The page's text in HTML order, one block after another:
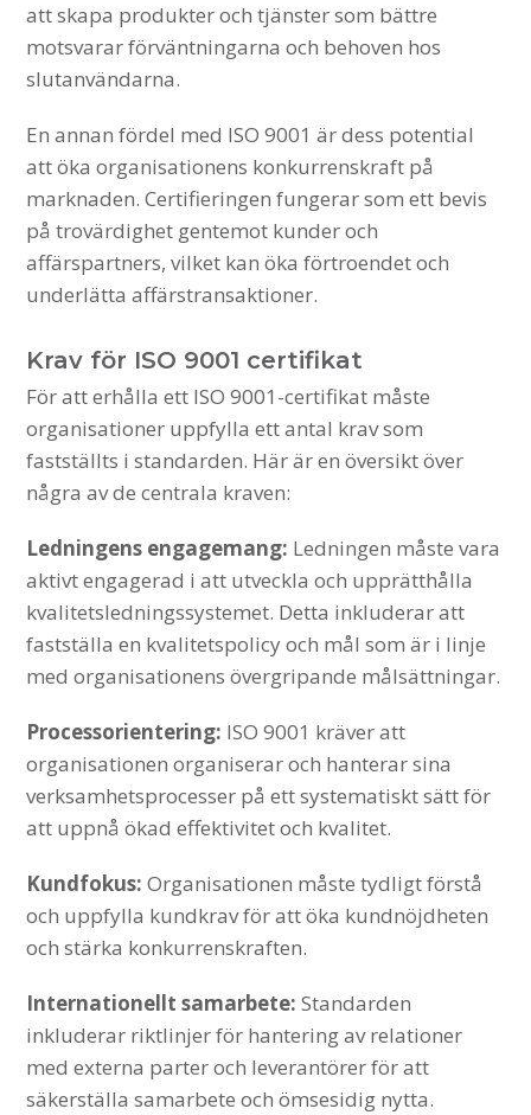
att skapa produkter och tjänster som bättre
motsvarar förväntningarna och behoven hos
slutanvändarna.
En annan fördel med ISO 9001 är dess potential
att öka organisationens konkurrenskraft på
marknaden. Certifieringen fungerar som ett bevis
på trovärdighet gentemot kunder och
affärspartners, vilket kan öka förtroendet och
underlätta affärstransaktioner.
Krav för ISO 9001 certifikat
För att erhålla ett ISO 9001-certifikat måste
organisationer uppfylla ett antal krav som
fastställts i standarden. Här är en översikt över
några av de centrala kraven:
Ledningens engagemang: Ledningen måste vara
aktivt engagerad i att utveckla och upprätthålla
kvalitetsledningssystemet. Detta inkluderar att
fastställa en kvalitetspolicy och mål som är i linje
med organisationens övergripande målsättningar.
Processorientering: ISO 9001 kräver att
organisationen organiserar och hanterar sina
verksamhetsprocesser på ett systematiskt sätt för
att uppnå ökad effektivitet och kvalitet.
Kundfokus: Organisationen måste tydligt förstå
och uppfylla kundkrav för att öka kundnöjdheten
och stärka konkurrenskraften.
Internationellt samarbete: Standarden
inkluderar riktlinjer för hantering av relationer
med externa parter och leverantörer för att
säkerställa samarbete och ömsesidig nytta.